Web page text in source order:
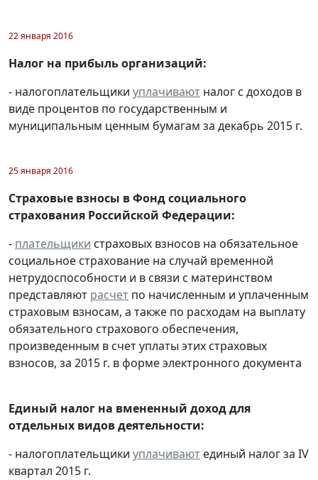
22 января 2016
Налог на прибыль организаций:
- налогоплательщики уплачивают налог с доходов в
виде процентов по государственным и
муниципальным ценным бумагам за декабрь 2015 г.
25 января 2016
Страховые взносы в Фонд социального
страхования Российской Федерации:
- плательщики страховых взносов на обязательное
социальное страхование на случай временной
нетрудоспособности и в связи с материнством
представляют расчет по начисленным и уплаченным
страховым взносам, а также по расходам на выплату
обязательного страхового обеспечения,
произведенным в счет уплаты этих страховых
взносов, за 2015 г. в форме электронного документа
Единый налог на вмененный доход для
отдельных видов деятельности:
- налогоплательщики уплачивают единый налог за IV
квартал 2015 г.